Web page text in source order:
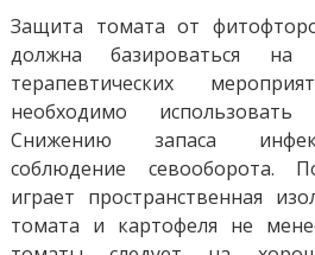
Защита томата от
должна базироваться на
терапевтических
необходимо
Снижению запаса
соблюдение севооборота.
играет пространственная
томата и картофеля не